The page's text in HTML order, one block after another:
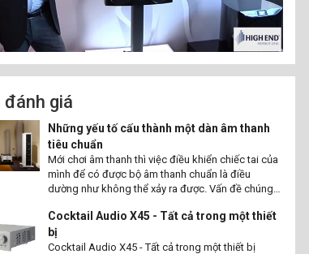
đánh giá
Những yếu tố cấu thành một dàn âm thanh
tiêu chuẩn
Mới chơi âm thanh thì việc điều khiển chiếc tai của
mình để có được bộ âm thanh chuẩn là điều
dường như không thể xảy ra được. Vấn đề chúng
tai sẽ phải thích ứng dần và cảm nhận độ sâu của
thiết bị âm nhạc đem lại. Vậy làm sao để có thể
setup một dàn âm thanh chuẩn chất lượng.
Cocktail Audio X45 - Tất cả trong một thiết
bị
Cocktail Audio X45 - Tất cả trong một thiết bị